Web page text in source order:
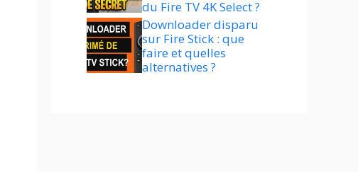
du Fire TV 4K Select ?
Downloader disparu
sur Fire Stick : que
faire et quelles
alternatives ?